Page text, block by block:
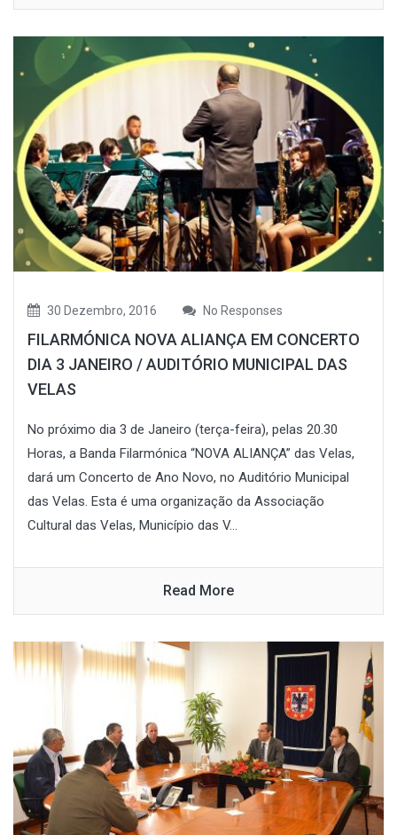
30 Dezembro, 2016 No Responses
FILARMÓNICA NOVA ALIANÇA EM CONCERTO
DIA 3 JANEIRO / AUDITÓRIO MUNICIPAL DAS
VELAS
No próximo dia 3 de Janeiro (terça-feira), pelas 20.30
Horas, a Banda Filarmónica “NOVA ALIANÇA” das Velas,
dará um Concerto de Ano Novo, no Auditório Municipal
das Velas. Esta é uma organização da Associação
Cultural das Velas, Município das V...
Read More